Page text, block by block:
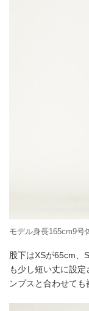
モデル身長165cm9
股下はXSが65cm、
も少し短い丈に設
ンプスと合わせても